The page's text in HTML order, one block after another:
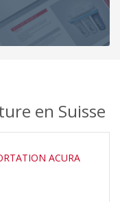
en Suisse
ACURA